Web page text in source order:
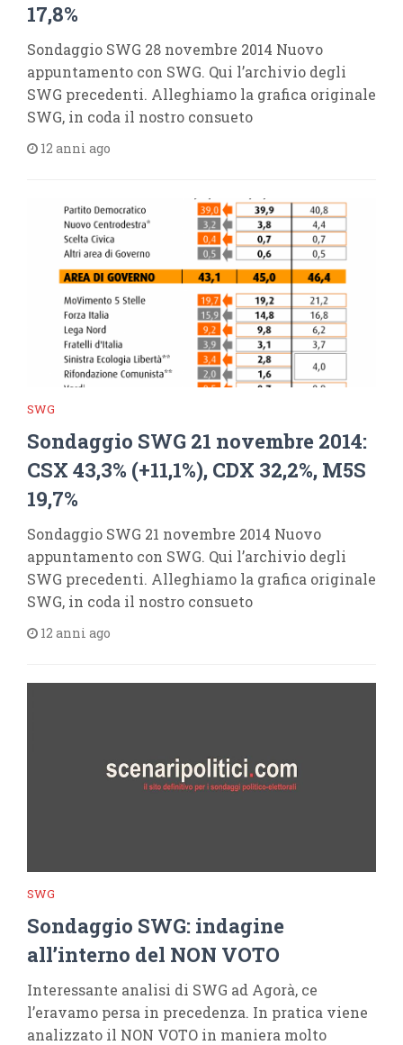
17,8%
Sondaggio SWG 28 novembre 2014 Nuovo
appuntamento con SWG. Qui l’archivio degli
SWG precedenti. Alleghiamo la grafica originale
SWG, in coda il nostro consueto
12 anni ago
SWG
Sondaggio SWG 21 novembre 2014:
CSX 43,3% (+11,1%), CDX 32,2%, M5S
19,7%
Sondaggio SWG 21 novembre 2014 Nuovo
appuntamento con SWG. Qui l’archivio degli
SWG precedenti. Alleghiamo la grafica originale
SWG, in coda il nostro consueto
12 anni ago
SWG
Sondaggio SWG: indagine
all’interno del NON VOTO
Interessante analisi di SWG ad Agorà, ce
l’eravamo persa in precedenza. In pratica viene
analizzato il NON VOTO in maniera molto